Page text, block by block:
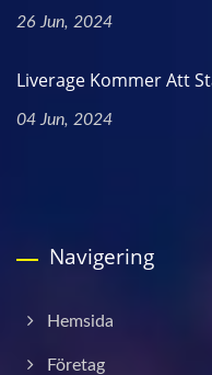
26 Jun, 2024
Liverage Kommer Att
04 Jun, 2024
Navigering
Hemsida
Företag